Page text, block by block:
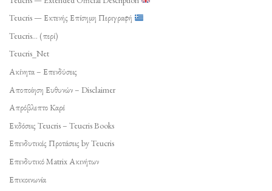
Teucris — Εκτενής Επίσημη Περιγραφή
Teucris… (περί)
Teucris_Net
Ακίνητα – Επενδύσεις
Αποποίηση Ευθυνών – Disclaimer
Απρόβλεπτο Καρέ
Εκδόσεις Teucris – Teucris Books
Επενδυτικές Προτάσεις by Teucris
Επενδυτικό Matrix Ακινήτων
Επικοινωνία